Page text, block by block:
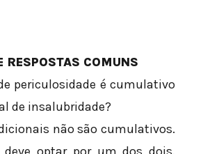
RESPOSTAS COMUNS
periculosidade é cumulativo
de insalubridade?
não são cumulativos.